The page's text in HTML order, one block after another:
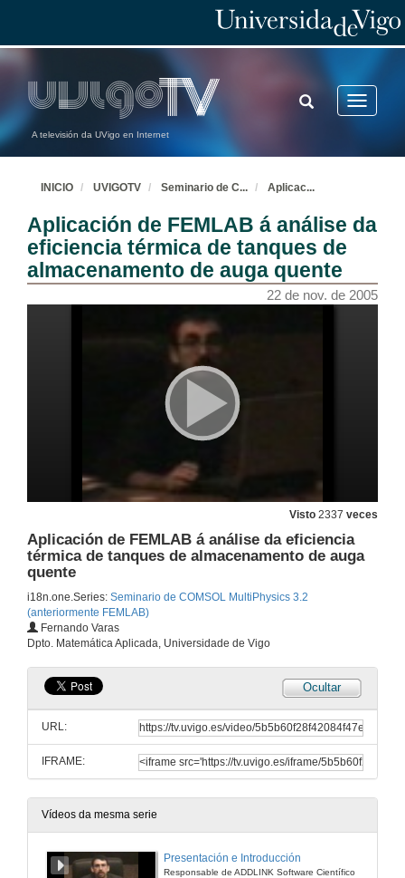
A televisión da UVigo en Internet
Toggle
TOGGLE
SEARCH
INICIO UVIGOTV Seminario de C... Aplicac...
Aplicación de FEMLAB á análise da
eficiencia térmica de tanques de
almacenamento de auga quente
22 de nov. de 2005
Visto 2337 veces
Aplicación de FEMLAB á análise da eficiencia
térmica de tanques de almacenamento de auga
quente
i18n.one.Series: Seminario de COMSOL MultiPhysics 3.2
(anteriormente FEMLAB)
Fernando Varas
Dpto. Matemática Aplicada, Universidade de Vigo
Ocultar
URL:
IFRAME:
Vídeos da mesma serie
Presentación e Introducción
Responsable de ADDLINK Software Científico